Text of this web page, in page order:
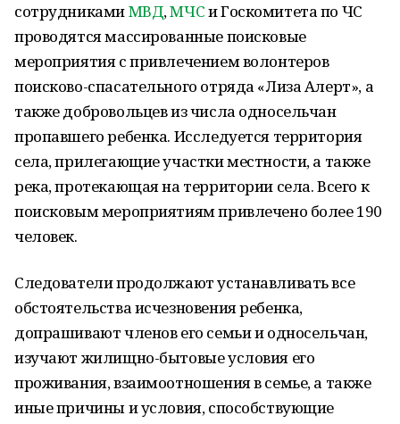
сотрудникамиМВД,МЧСи Госкомитета по ЧС
проводятся массированные поисковые
мероприятия с привлечением волонтеров
поисково-спасательного отряда «Лиза Алерт», а
также добровольцев из числа односельчан
пропавшего ребенка. Исследуется территория
села, прилегающие участки местности, а также
река, протекающая на территории села. Всего к
поисковым мероприятиям привлечено более 190
человек.
Следователи продолжают устанавливать все
обстоятельства исчезновения ребенка,
допрашивают членов его семьи и односельчан,
изучают жилищно-бытовые условия его
проживания, взаимоотношения в семье, а также
иные причины и условия, способствующие